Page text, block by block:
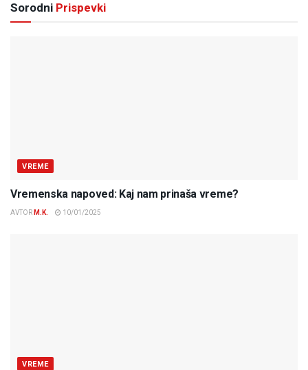
Sorodni Prispevki
VREME
Vremenska napoved: Kaj nam prinaša vreme?
AVTOR M.K. 10/01/2025
VREME